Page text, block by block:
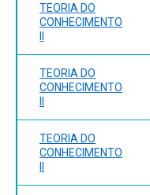
TEORIA DO
CONHECIMENTO
II
TEORIA DO
CONHECIMENTO
II
TEORIA DO
CONHECIMENTO
II